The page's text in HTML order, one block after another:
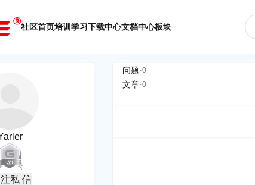
社区首页培训学习下载中心文档中心板块
私 信
问题·0
文章·0